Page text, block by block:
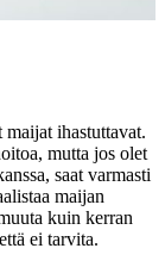
ihastuttavat.
mutta jos olet
saat varmasti
maijan
kuin kerran
ei tarvita.